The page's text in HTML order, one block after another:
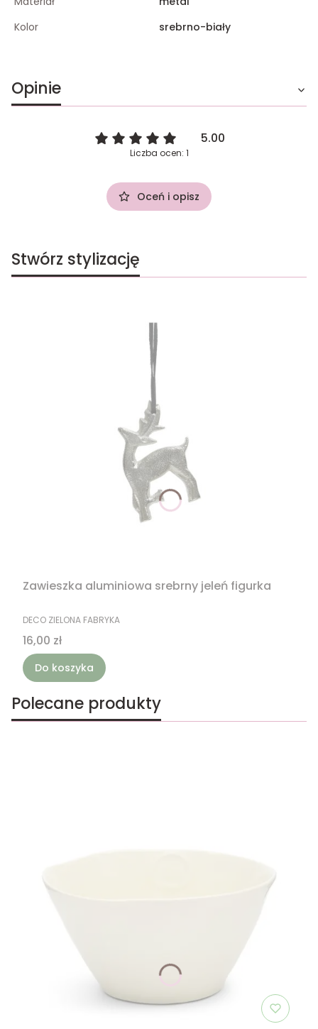
Kolor
srebrno-biały
Opinie
5.00
Liczba ocen: 1
Oceń i opisz
Stwórz stylizację
Zawieszka aluminiowa srebrny jeleń figurka
PRODUCENT
DECO ZIELONA FABRYKA
Cena
16,00 zł
Do koszyka
Polecane produkty